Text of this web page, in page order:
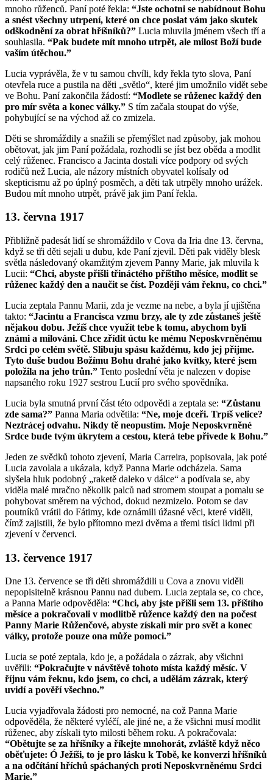
mnoho růženců. Paní poté řekla: “Jste ochotni se nabídnout Bohu
a snést všechny utrpení, které on chce poslat vám jako skutek
odškodnění za obrat hříšníků?” Lucia mluvila jménem všech tří a
souhlasila. “Pak budete mít mnoho utrpět, ale milost Boží bude
vaším útěchou.”
Lucia vyprávěla, že v tu samou chvíli, kdy řekla tyto slova, Paní
otevřela ruce a pustila na děti „světlo“, které jim umožnilo vidět sebe
ve Bohu. Paní zakončila žádostí: “Modlete se růženec každý den
pro mír světa a konec války.” S tím začala stoupat do výše,
pohybující se na východ až co zmizela.
Děti se shromáždily a snažili se přemýšlet nad způsoby, jak mohou
obětovat, jak jim Paní požádala, rozhodli se jíst bez oběda a modlit
celý růženec. Francisco a Jacinta dostali více podpory od svých
rodičů než Lucia, ale názory místních obyvatel kolísaly od
skepticismu až po úplný posměch, a děti tak utrpěly mnoho urážek.
Budou mít mnoho utrpět, právě jak jim Paní řekla.
13. června 1917
Přibližně padesát lidí se shromáždilo v Cova da Iria dne 13. června,
když se tři děti sejali u dubu, kde Paní zjevil. Děti pak viděly blesk
světla následovaný okamžitým zjevem Panny Marie, jak mluvila k
Lucii: “Chci, abyste přišli třináctého příštího měsíce, modlit se
růženec každý den a naučit se číst. Později vám řeknu, co chci.”
Lucia zeptala Pannu Marii, zda je vezme na nebe, a byla jí ujištěna
takto: “Jacintu a Francisca vzmu brzy, ale ty zde zůstaneš ještě
nějakou dobu. Ježíš chce využít tebe k tomu, abychom byli
známi a milováni. Chce zřídit úctu ke mému Neposkvrněnému
Srdci po celém světě. Slibuju spásu každému, kdo jej přijme.
Tyto duše budou Božímu Bohu drahé jako kvítky, které jsem
položila na jeho trůn.” Tento poslední věta je nalezen v dopise
napsaného roku 1927 sestrou Lucií pro svého spovědníka.
Lucia byla smutná první část této odpovědi a zeptala se: “Zůstanu
zde sama?” Panna Maria odvětila: “Ne, moje dceři. Trpíš velice?
Neztrácej odvahu. Nikdy tě neopustím. Moje Neposkvrněné
Srdce bude tvým úkrytem a cestou, která tebe přivede k Bohu.”
Jeden ze svědků tohoto zjevení, Maria Carreira, popisovala, jak poté
Lucia zavolala a ukázala, když Panna Marie odcházela. Sama
slyšela hluk podobný „raketě daleko v dálce“ a podívala se, aby
viděla malé mračno několik palců nad stromem stoupat a pomalu se
pohybovat směrem na východ, dokud nezmizelo. Potom se dav
poutníků vrátil do Fátimy, kde oznámili úžasné věci, které viděli,
čímž zajistili, že bylo přítomno mezi dvěma a třemi tisíci lidmi při
zjevení v červenci.
13. července 1917
Dne 13. července se tři děti shromáždili u Cova a znovu viděli
nepopisitelně krásnou Pannu nad dubem. Lucia zeptala se, co chce,
a Panna Marie odpověděla: “Chci, aby jste přišli sem 13. příštího
měsíce a pokračovali v modlitbě růžence každý den na počest
Panny Marie Růženčové, abyste získali mír pro svět a konec
války, protože pouze ona může pomoci.”
Lucia se poté zeptala, kdo je, a požádala o zázrak, aby všichni
uvěřili: “Pokračujte v návštěvě tohoto místa každý měsíc. V
říjnu vám řeknu, kdo jsem, co chci, a udělám zázrak, který
uvidí a pověří všechno.”
Lucia vyjadřovala žádosti pro nemocné, na což Panna Marie
odpověděla, že některé vyléčí, ale jiné ne, a že všichni musí modlit
růženec, aby získali tyto milosti během roku. A pokračovala:
“Obětujte se za hříšníky a říkejte mnohorát, zvláště když něco
oběťujete: Ó Ježíši, to je pro lásku k Tobě, ke konverzi hříšníků
a na odčítání hříchů spáchaných proti Neposkvrněnému Srdci
Marie.”